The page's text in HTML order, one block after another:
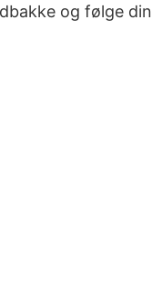
og følge din